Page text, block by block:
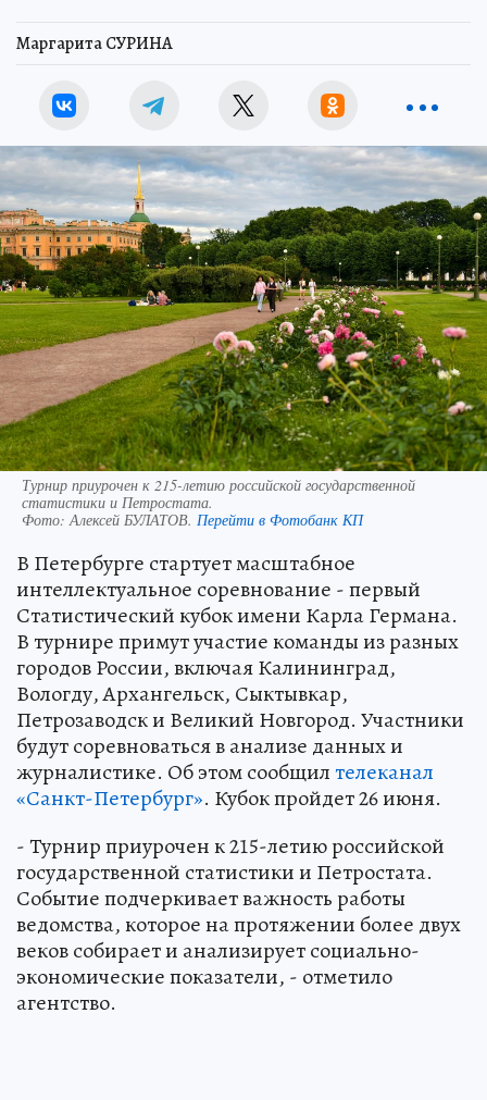
Маргарита СУРИНА
Турнир приурочен к 215-летию российской государственной
статистики и Петростата.
Фото: Алексей БУЛАТОВ. Перейти в Фотобанк КП
В Петербурге стартует масштабное
интеллектуальное соревнование - первый
Статистический кубок имени Карла Германа.
В турнире примут участие команды из разных
городов России, включая Калининград,
Вологду, Архангельск, Сыктывкар,
Петрозаводск и Великий Новгород. Участники
будут соревноваться в анализе данных и
журналистике. Об этом сообщилтелеканал
«Санкт-Петербург». Кубок пройдет 26 июня.
- Турнир приурочен к 215-летию российской
государственной статистики и Петростата.
Событие подчеркивает важность работы
ведомства, которое на протяжении более двух
веков собирает и анализирует социально-
экономические показатели, - отметило
агентство.